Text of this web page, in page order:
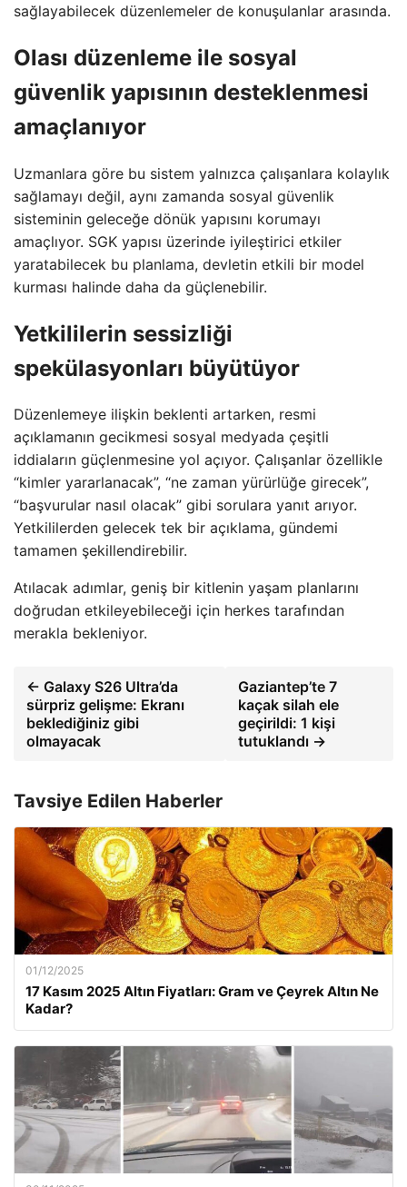
sağlayabilecek düzenlemeler de konuşulanlar arasında.
Olası düzenleme ile sosyal
güvenlik yapısının desteklenmesi
amaçlanıyor
Uzmanlara göre bu sistem yalnızca çalışanlara kolaylık
sağlamayı değil, aynı zamanda sosyal güvenlik
sisteminin geleceğe dönük yapısını korumayı
amaçlıyor. SGK yapısı üzerinde iyileştirici etkiler
yaratabilecek bu planlama, devletin etkili bir model
kurması halinde daha da güçlenebilir.
Yetkililerin sessizliği
spekülasyonları büyütüyor
Düzenlemeye ilişkin beklenti artarken, resmi
açıklamanın gecikmesi sosyal medyada çeşitli
iddiaların güçlenmesine yol açıyor. Çalışanlar özellikle
“kimler yararlanacak”, “ne zaman yürürlüğe girecek”,
“başvurular nasıl olacak” gibi sorulara yanıt arıyor.
Yetkililerden gelecek tek bir açıklama, gündemi
tamamen şekillendirebilir.
Atılacak adımlar, geniş bir kitlenin yaşam planlarını
doğrudan etkileyebileceği için herkes tarafından
merakla bekleniyor.
← Galaxy S26 Ultra’da
sürpriz gelişme: Ekranı
beklediğiniz gibi
olmayacak
Gaziantep’te 7
kaçak silah ele
geçirildi: 1 kişi
tutuklandı →
Tavsiye Edilen Haberler
01/12/2025
17 Kasım 2025 Altın Fiyatları: Gram ve Çeyrek Altın Ne
Kadar?